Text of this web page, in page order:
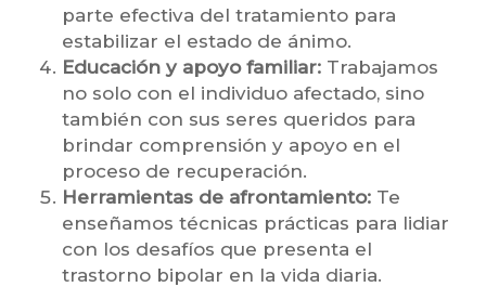
parte efectiva del tratamiento para
estabilizar el estado de ánimo.
Educación y apoyo familiar:Trabajamos
no solo con el individuo afectado, sino
también con sus seres queridos para
brindar comprensión y apoyo en el
proceso de recuperación.
Herramientas de afrontamiento:Te
enseñamos técnicas prácticas para lidiar
con los desafíos que presenta el
trastorno bipolar en la vida diaria.